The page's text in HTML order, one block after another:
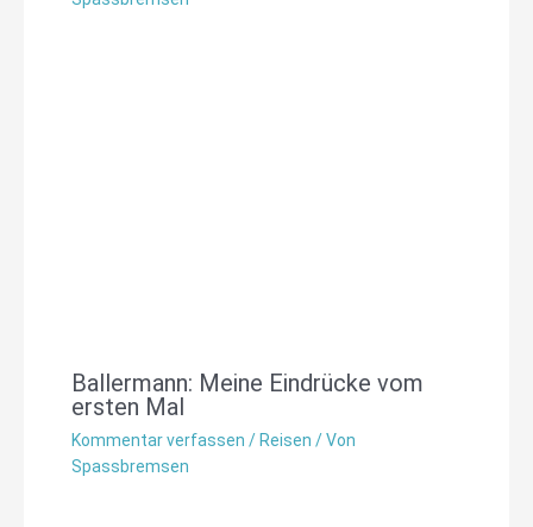
Ballermann: Meine Eindrücke vom
ersten Mal
Kommentar verfassen / Reisen / Von
Spassbremsen